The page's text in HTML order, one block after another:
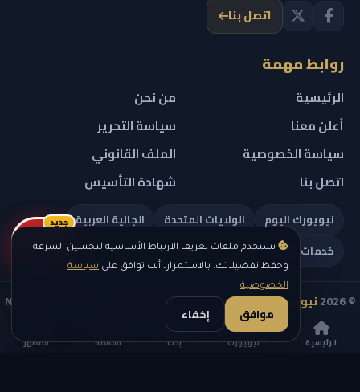
الرئيسية نيويورك بحث القائمة المظهر
نستخدم ملفات تعريف الارتباط الأساسية لتحسين السرعة
وحفظ تفضيلاتك. بالاستمرار، أنت توافق على سياسة
الخصوصية.
موافق إخفاء
اتصل بنا
روابط مهمة
الرئيسية
من نحن
أعلن معنا
سياسة التحرير
سياسة الخصوصية
الملف القانوني
اتصل بنا
شهادة التأسيس
نيويورك اليوم الولايات المتحدة
الجالية العربية
خدمات تهمك
© 2026 نيويورك نيوز
— جميع الحقوق محفوظة — NEW YORK NEWS
IN ARABIC LLC — رقم التسجيل 0451351808
ريلز
جديد